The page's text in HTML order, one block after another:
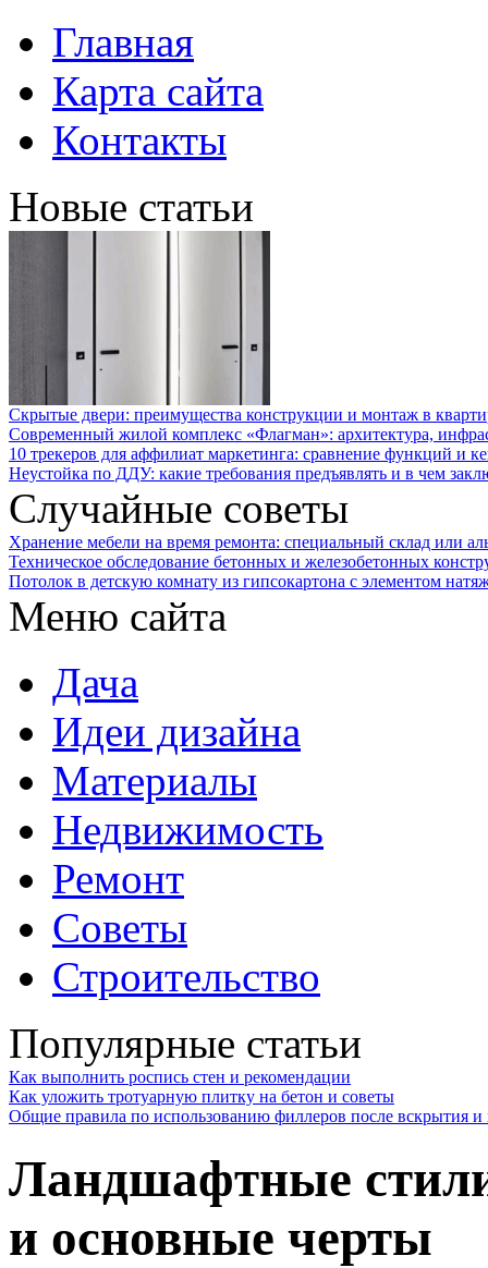
Главная
Карта сайта
Контакты
Новые статьи
Скрытые двери: преимущества конструкции и монтаж в
Современный жилой комплекс «Флагман»: архитектура,
10 трекеров для аффилиат маркетинга: сравнение функций и
Неустойка по ДДУ: какие требования предъявлять и в чем
Случайные советы
Хранение мебели на время ремонта: специальный склад или
Техническое обследование бетонных и железобетонных
Потолок в детскую комнату из гипсокартона с элементом
Меню сайта
Дача
Идеи дизайна
Материалы
Недвижимость
Ремонт
Советы
Строительство
Популярные статьи
Как выполнить роспись стен и рекомендации
Как уложить тротуарную плитку на бетон и советы
Общие правила по использованию филлеров после вскрытия и
Ландшафтные
и основные черты